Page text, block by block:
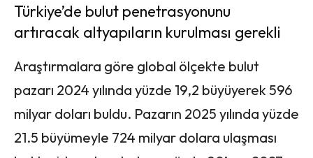
Türkiye’de bulut penetrasyonunu
artıracak altyapıların kurulması gerekli
Araştırmalara göre global ölçekte bulut
pazarı 2024 yılında yüzde 19,2 büyüyerek 596
milyar doları buldu. Pazarın 2025 yılında yüzde
21.5 büyümeyle 724 milyar dolara ulaşması